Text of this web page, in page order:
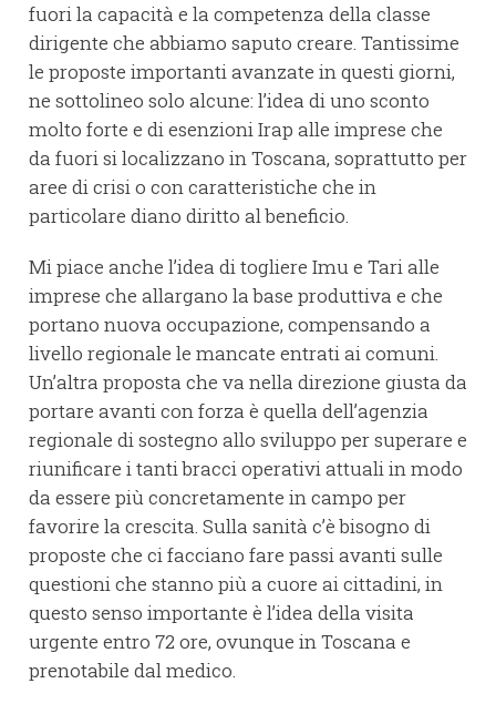
fuori la capacità e la competenza della classe
dirigente che abbiamo saputo creare. Tantissime
le proposte importanti avanzate in questi giorni,
ne sottolineo solo alcune: l’idea di uno sconto
molto forte e di esenzioni Irap alle imprese che
da fuori si localizzano in Toscana, soprattutto per
aree di crisi o con caratteristiche che in
particolare diano diritto al beneficio.
Mi piace anche l’idea di togliere Imu e Tari alle
imprese che allargano la base produttiva e che
portano nuova occupazione, compensando a
livello regionale le mancate entrati ai comuni.
Un’altra proposta che va nella direzione giusta da
portare avanti con forza è quella dell’agenzia
regionale di sostegno allo sviluppo per superare e
riunificare i tanti bracci operativi attuali in modo
da essere più concretamente in campo per
favorire la crescita. Sulla sanità c’è bisogno di
proposte che ci facciano fare passi avanti sulle
questioni che stanno più a cuore ai cittadini, in
questo senso importante è l’idea della visita
urgente entro 72 ore, ovunque in Toscana e
prenotabile dal medico.